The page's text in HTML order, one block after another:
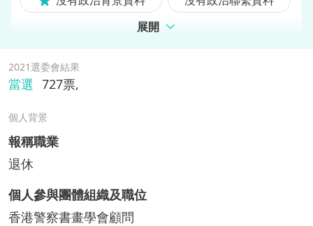
展開
2021選委會結果
當選 727票,
個人背景
報稱職業
退休
個人參與團體組織及職位
香港警察書畫學會顧問